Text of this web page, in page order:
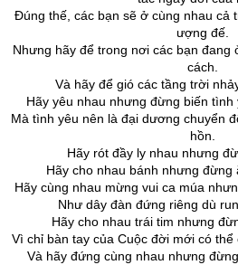
Đúng thế, các bạn sẽ ở cùng nhau cả
ượng đế.
Như­ng hãy để trong nơi các bạn đang
cách.
Và hãy để gió các tầng trời
Hãy yêu nhau nh­ưng đừng biến
Mà tình yêu nên là đại d­ương chuyển
hồn.
Hãy rót đầy ly nhau như­ng
Hãy cho nhau bánh nh­ưng đừng
Hãy cùng nhau mừng vui ca múa
Như­ dây đàn đứng riêng dù
Hãy cho nhau trái tim nh­ưng
Vì chỉ bàn tay của Cuộc đời mới có thể
Và hãy đứng cùng nhau nh­ưng